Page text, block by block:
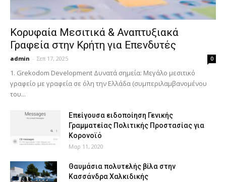
Κορυφαία Μεσιτικά & Αναπτυξιακά
Γραφεία στην Κρήτη για Επενδυτές
admin - Σεπ 17, 2025 0
1. Grekodom Development Δυνατά σημεία: Μεγάλο μεσιτικό
γραφείο με γραφεία σε όλη την Ελλάδα (συμπεριλαμβανομένου
του...
Επείγουσα ειδοποίηση Γενικής
Γραμματείας Πολιτικής Προστασίας για
Κορονοϊό
Μαρ 11, 2020
Θαυμάσια πολυτελής βίλα στην
Κασσάνδρα Χαλκιδικής